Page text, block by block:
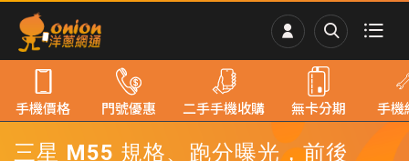
三星 M55 規格、跑分曝光，前後
手機價格 門號優惠 二手手機收購 無卡分期 手機